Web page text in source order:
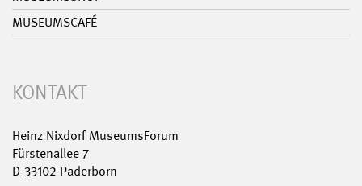
MUSEUMSCAFÉ
KONTAKT
Heinz Nixdorf MuseumsForum
Fürstenallee 7
D-33102 Paderborn